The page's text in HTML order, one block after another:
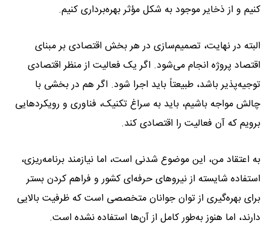
کنیم و از ذخایر موجود به شکل مؤثر بهره‌برداری کنیم.
البته در نهایت، تصمیم‌سازی در هر بخش اقتصادی بر مبنای
اقتصاد پروژه انجام می‌شود. اگر یک فعالیت از منظر اقتصادی
توجیه‌پذیر باشد، طبیعتاً باید اجرا شود. اگر هم در بخشی با
چالش مواجه باشیم، باید به سراغ تکنیک، فناوری و رویکردهایی
برویم که آن فعالیت را اقتصادی کند.
به اعتقاد من، این موضوع شدنی است، اما نیازمند برنامه‌ریزی،
استفاده شایسته از نیروهای حرفه‌ای کشور و فراهم کردن بستر
برای بهره‌گیری از توان جوانان متخصصی است که ظرفیت بالایی
دارند، اما هنوز به‌طور کامل از آن‌ها استفاده نشده است.